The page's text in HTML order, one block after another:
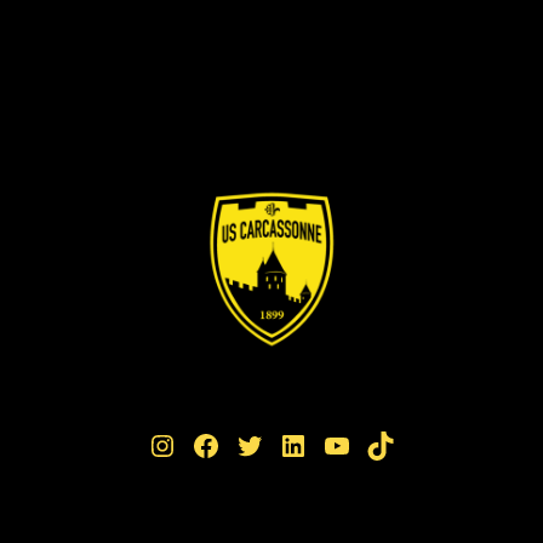
Instagram Facebook Twitter LinkedIn YouTube TikTok